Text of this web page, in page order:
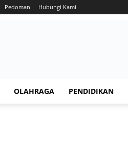
Pedoman Hubungi Kami
OLAHRAGA PENDIDIKAN